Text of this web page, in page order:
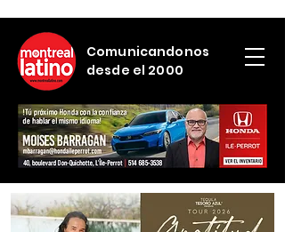
Comunicandonos
desde el 2000